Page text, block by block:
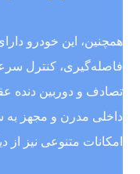
همچنین، این خودرو
فاصله‌گیری، کنترل
تصادف و دوربین
داخلی مدرن و مجهز به
امکانات متنوعی نیز